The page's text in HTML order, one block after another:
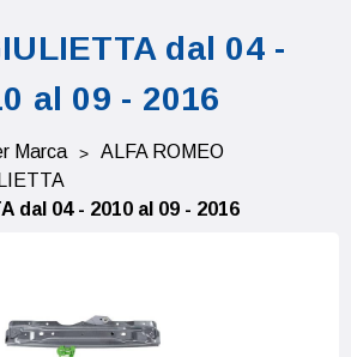
dal 04 -
al 09 - 2016
Marca
ALFA ROMEO
dal 04 - 2010 al 09 - 2016